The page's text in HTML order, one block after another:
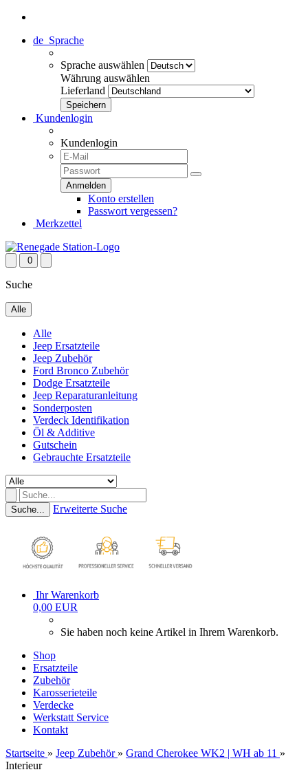
de Sprache
Sprache auswählen
Währung auswählen
Lieferland
Kundenlogin
Kundenlogin
Konto erstellen
Passwort vergessen?
Merkzettel
0
Suche
Alle
Alle
Jeep Ersatzteile
Jeep Zubehör
Ford Bronco Zubehör
Dodge Ersatzteile
Jeep Reparaturanleitung
Sonderposten
Verdeck Identifikation
Öl & Additive
Gutschein
Gebrauchte Ersatzteile
Suche... Erweiterte Suche
Ihr Warenkorb
0,00 EUR
Sie haben noch keine Artikel in Ihrem Warenkorb.
Shop
Ersatzteile
Zubehör
Karosserieteile
Verdecke
Werkstatt Service
Kontakt
Startseite » Jeep Zubehör » Grand Cherokee WK2 | WH ab 11 »
Interieur